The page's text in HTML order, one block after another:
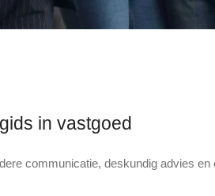
in vastgoed
communicatie, deskundig advies